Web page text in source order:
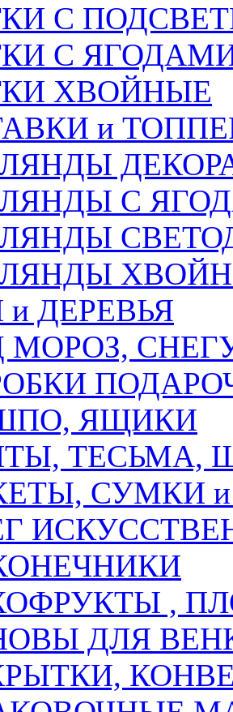
С
С
ХВОЙНЫЕ
и
С
и ДЕРЕВЬЯ
МОРОЗ,
ЯЩИКИ
ТЕСЬМА,
СУМКИ
,
ДЛЯ